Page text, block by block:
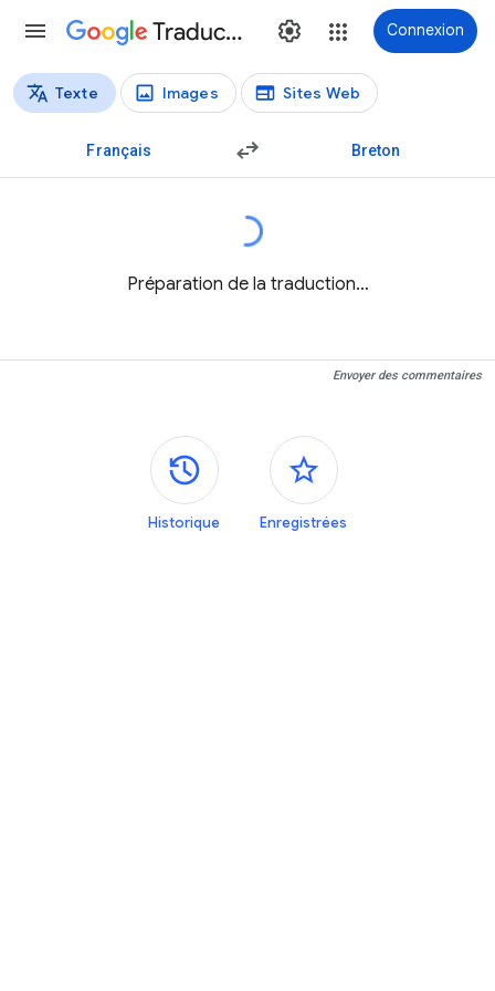
Traduction Connexion
Types de traductions
Texte Images Sites Web
Français Breton
Préparation de la traduction…
Envoyer des commentaires
Panneaux latéraux
Historique Enregistrées